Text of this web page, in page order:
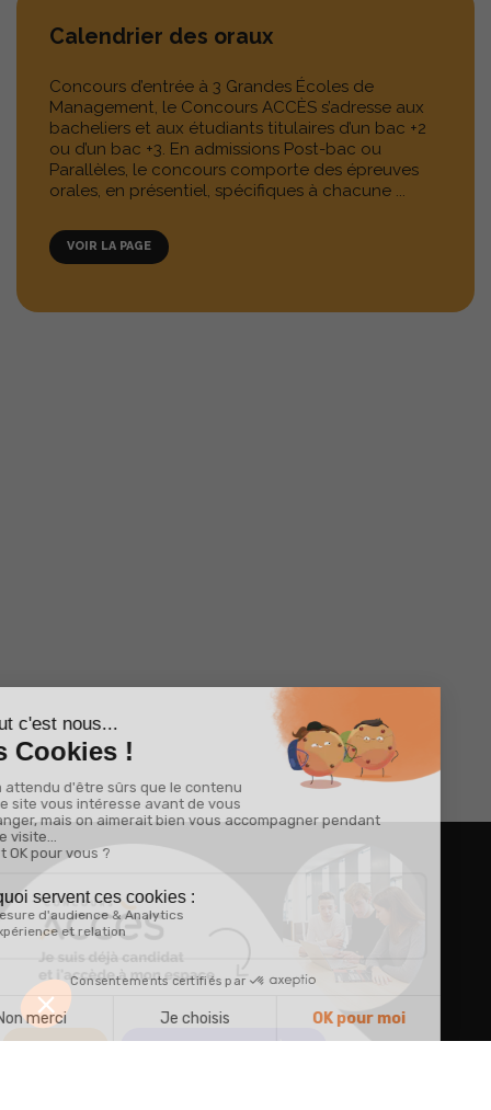
Calendrier des oraux
Concours d’entrée à 3 Grandes Écoles de
Management, le Concours ACCÈS s’adresse aux
bacheliers et aux étudiants titulaires d’un bac +2
ou d’un bac +3. En admissions Post-bac ou
Parallèles, le concours comporte des épreuves
orales, en présentiel, spécifiques à chacune ...
VOIR LA PAGE